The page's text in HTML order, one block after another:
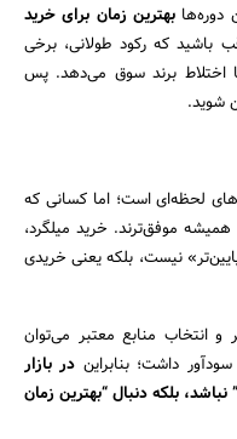
دوره‌ها بهترین زمان برای خرید
باشید که رکود طولانی، برخی
اختلاط برند سوق می‌دهد. پس
شوید.
لحظه‌ای است؛ اما کسانی که
همیشه موفق‌ترند. خرید میلگرد،
نیست، بلکه یعنی خریدی
انتخاب منابع معتبر می‌توان
داشت؛ بنابراین در بازار
بلکه دنبال “بهترین زمان